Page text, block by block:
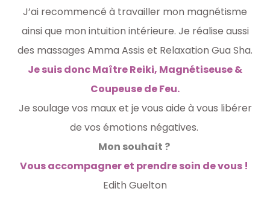
J’ai recommencé à travailler mon magnétisme
ainsi que mon intuition intérieure. Je réalise aussi
des massages Amma Assis et Relaxation Gua Sha.
Je suis doncMaître Reiki, Magnétiseuse&
Coupeuse de Feu.
Je soulage vos maux et je vous aide à vous libérer
de vos émotions négatives.
Mon souhait ?
Vous accompagner et prendre soin de vous !
Edith Guelton